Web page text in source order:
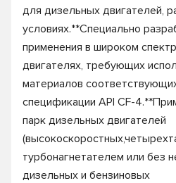
для дизельных двигателей,
условиях.**Специально
применения в широком
двигателях, требующих
материалов
спецификации API CF-
парк дизельных двигателей
турбонагнетателем или без
дизельных и бензиновых